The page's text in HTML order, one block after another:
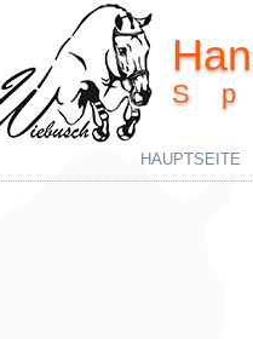
HAUPTSEITE